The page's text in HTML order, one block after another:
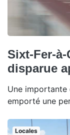
Sixt-Fer-
disparue
Une importante
emporté une
Locales